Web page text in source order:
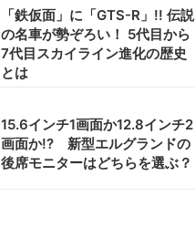
「鉄仮面」に「GTS-R」!! 伝説
の名車が勢ぞろい！ 5代目から
7代目スカイライン進化の歴史
とは
15.6インチ1画面か12.8インチ2
画面か!? 新型エルグランドの
後席モニターはどちらを選ぶ？